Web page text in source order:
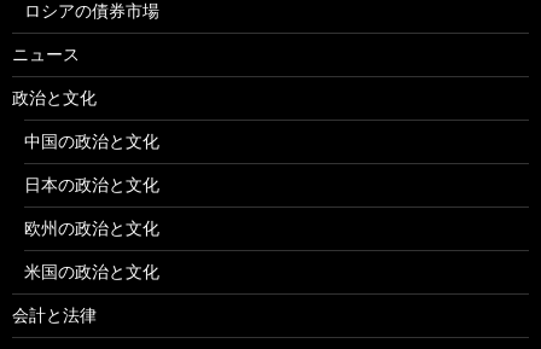
ロシアの債券市場
ニュース
政治と文化
中国の政治と文化
日本の政治と文化
欧州の政治と文化
米国の政治と文化
会計と法律